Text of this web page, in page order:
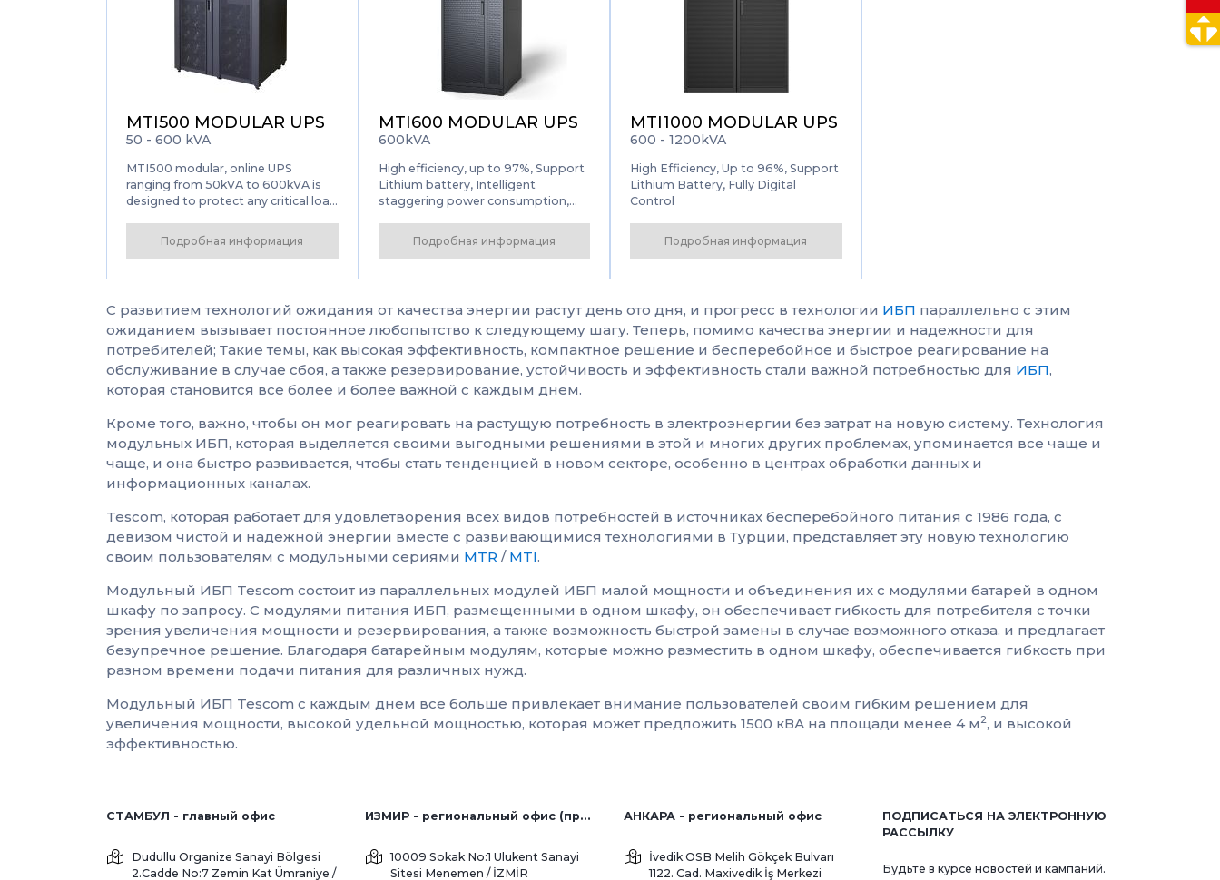
MTI500 MODULAR UPS
50 - 600 kVA
MTI500 modular, online UPS
ranging from 50kVA to 600kVA is
designed to protect any critical load
achieving maximum availability. The
MTI500 Modular Ups feature the
technology...
Подробная информация
MTI600 MODULAR UPS
600kVA
High efficiency, up to 97%, Support
Lithium battery, Intelligent
staggering power consumption,
more energy
Подробная информация
MTI1000 MODULAR UPS
600 - 1200kVA
High Efficiency, Up to 96%, Support
Lithium Battery, Fully Digital
Control
Подробная информация
С развитием технологий ожидания от качества энергии растут день ото дня, и прогресс в технологии ИБП параллельно с этим
ожиданием вызывает постоянное любопытство к следующему шагу. Теперь, помимо качества энергии и надежности для
потребителей; Такие темы, как высокая эффективность, компактное решение и бесперебойное и быстрое реагирование на
обслуживание в случае сбоя, а также резервирование, устойчивость и эффективность стали важной потребностью для ИБП,
которая становится все более и более важной с каждым днем.
Кроме того, важно, чтобы он мог реагировать на растущую потребность в электроэнергии без затрат на новую систему. Технология
модульных ИБП, которая выделяется своими выгодными решениями в этой и многих других проблемах, упоминается все чаще и
чаще, и она быстро развивается, чтобы стать тенденцией в новом секторе, особенно в центрах обработки данных и
информационных каналах.
Tescom, которая работает для удовлетворения всех видов потребностей в источниках бесперебойного питания с 1986 года, с
девизом чистой и надежной энергии вместе с развивающимися технологиями в Турции, представляет эту новую технологию
своим пользователям с модульными сериями MTR / MTI.
Модульный ИБП Tescom состоит из параллельных модулей ИБП малой мощности и объединения их с модулями батарей в одном
шкафу по запросу. С модулями питания ИБП, размещенными в одном шкафу, он обеспечивает гибкость для потребителя с точки
зрения увеличения мощности и резервирования, а также возможность быстрой замены в случае возможного отказа. и предлагает
безупречное решение. Благодаря батарейным модулям, которые можно разместить в одном шкафу, обеспечивается гибкость при
разном времени подачи питания для различных нужд.
Модульный ИБП Tescom с каждым днем ​​все больше привлекает внимание пользователей своим гибким решением для
увеличения мощности, высокой удельной мощностью, которая может предложить 1500 кВА на площади менее 4 м 2, и высокой
эффективностью.
СТАМБУЛ - главный офис
Dudullu Organize Sanayi Bölgesi
2.Cadde No:7 Zemin Kat Ümraniye /
ИЗМИР - региональный офис (продажи с завода и за рубеж)
10009 Sokak No:1 Ulukent Sanayi
Sitesi Menemen / İZMİR
АНКАРА - региональный офис
İvedik OSB Melih Gökçek Bulvarı
1122. Cad. Maxivedik İş Merkezi
ПОДПИСАТЬСЯ НА ЭЛЕКТРОННУЮ
РАССЫЛКУ
Будьте в курсе новостей и кампаний.